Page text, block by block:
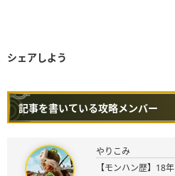
シェアしよう
記事を書いている攻略メンバー
やりこみ
【モンハン歴】18年